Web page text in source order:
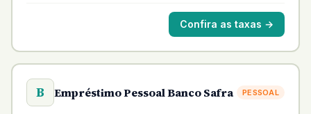
Confira as taxas →
B Empréstimo Pessoal Banco Safra PESSOAL